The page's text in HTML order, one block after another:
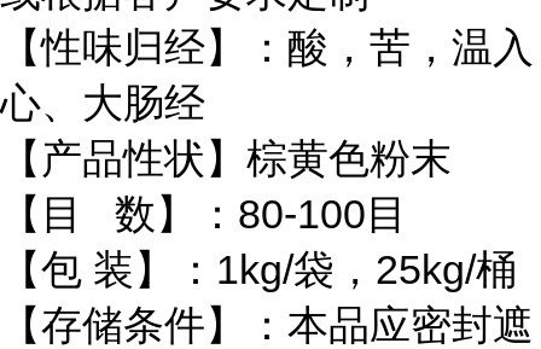
【性味归经】：酸，苦，温入
心、大肠经
【产品性状】棕黄色粉末
【目 数】：80-100目
【包 装】：1kg/袋，25kg/桶
【存储条件】：本品应密封遮